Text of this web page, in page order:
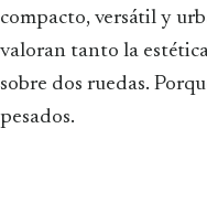
compacto, versátil y
valoran tanto la
sobre dos ruedas.
pesados.